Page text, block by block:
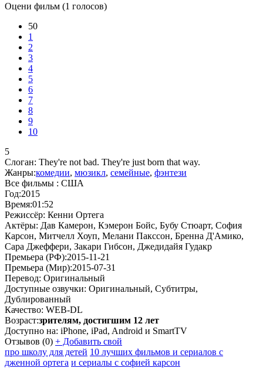
Оцени фильм (1 голосов)
50
1
2
3
4
5
6
7
8
9
10
5
Слоган: They're not bad. They're just born that way.
Жанры:комедии, мюзикл, семейные, фэнтези
Все фильмы : США
Год:2015
Время:01:52
Режиссёр: Кенни Ортега
Актёры: Дав Камерон, Кэмерон Бойс, Бубу Стюарт, София
Карсон, Митчелл Хоуп, Мелани Пакссон, Бренна Д'Амико,
Сара Джеффери, Закари Гибсон, Джедидайя Гудакр
Премьера (РФ):2015-11-21
Премьера (Мир):2015-07-31
Перевод: Оригинальный
Доступные озвучки: Оригинальный, Субтитры,
Дублированный
Качество: WEB-DL
Возраст:зрителям, достигшим 12 лет
Доступно на: iPhone, iPad, Android и SmartTV
Отзывов (0) + Добавить свой
про школу для детей 10 лучших фильмов и сериалов с
дженной ортега и сериалы с софией карсон